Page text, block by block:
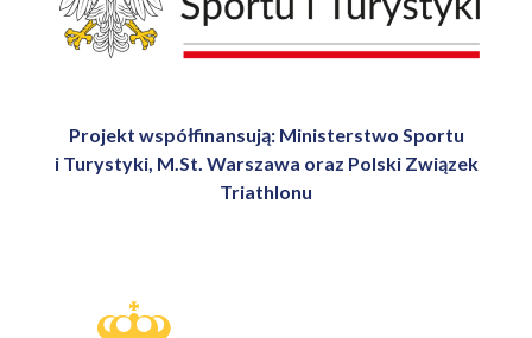
Projekt współfinansują: Ministerstwo Sportu
i Turystyki, M.St. Warszawa oraz Polski Związek
Triathlonu